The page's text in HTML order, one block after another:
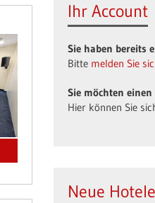
Ihr Account
Sie haben bereits
Bitte melden Sie
Sie möchten
Hier können Sie
Neue